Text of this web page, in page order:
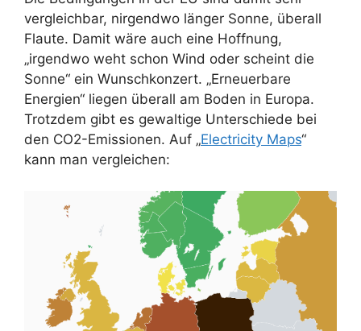
vergleichbar, nirgendwo länger Sonne, überall
Flaute. Damit wäre auch eine Hoffnung,
„irgendwo weht schon Wind oder scheint die
Sonne“ ein Wunschkonzert. „Erneuerbare
Energien“ liegen überall am Boden in Europa.
Trotzdem gibt es gewaltige Unterschiede bei
den CO2-Emissionen. Auf „Electricity Maps“
kann man vergleichen: